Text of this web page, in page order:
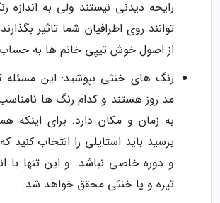
رایحه دیدنی نیستند ولی به
توانند روی اطرافیان شما تاثیر
از اصول خوش تیپی خانم ها به
رنگ های خنثی بپوشید: این مسئله
مد روز هستند و کدام رنگ ها
به زمان و مکان دارد. برای اینکه
برسید باید استایلی را انتخاب کنید
و دوره خاصی نباشد. و این تنها با
تیره و یا خنثی محقق خواهد شد.